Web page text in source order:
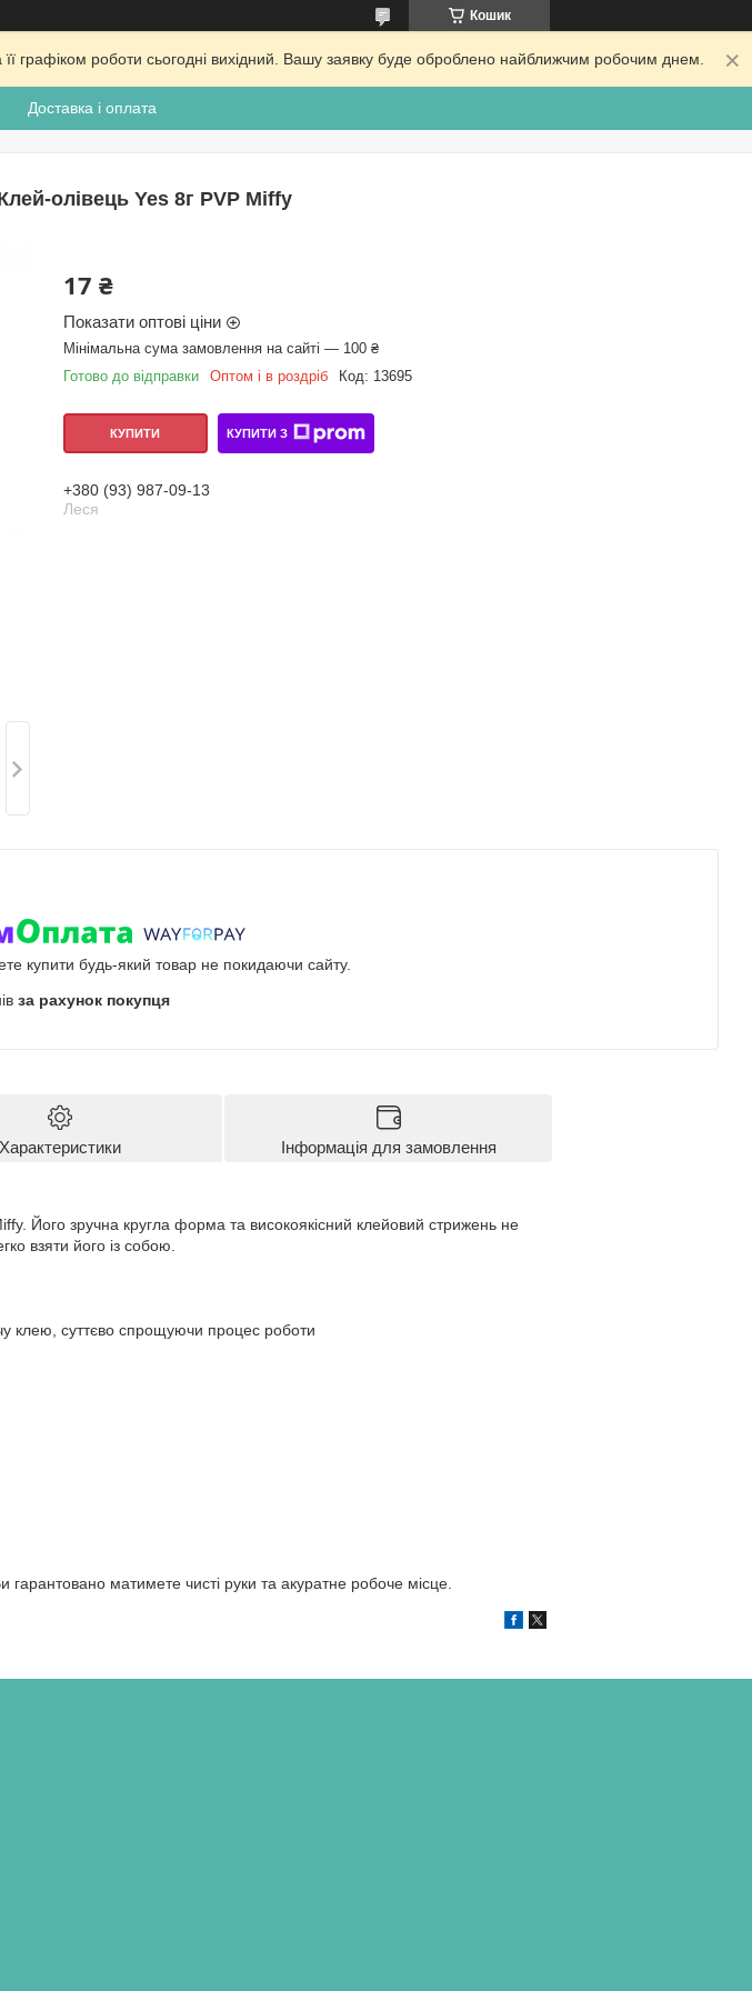
Кошик
графіком роботи сьогодні вихідний. Вашу заявку буде оброблено найближчим робочим днем.
Доставка і оплата
олівець Yes 8г PVP Miffy
17 ₴
Показати оптові ціни
Мінімальна сума замовлення на сайті — 100 ₴
Готово до відправки
Оптом і в роздріб Код: 13695
КУПИТИ КУПИТИ З
+380 (93) 987-09-13
Леся
купити будь-який товар не покидаючи сайту.
за рахунок покупця
Характеристики Інформація для замовлення
Його зручна кругла форма та високоякісний клейовий стрижень не
взяти його із собою.
клею, суттєво спрощуючи процес роботи
гарантовано матимете чисті руки та акуратне робоче місце.